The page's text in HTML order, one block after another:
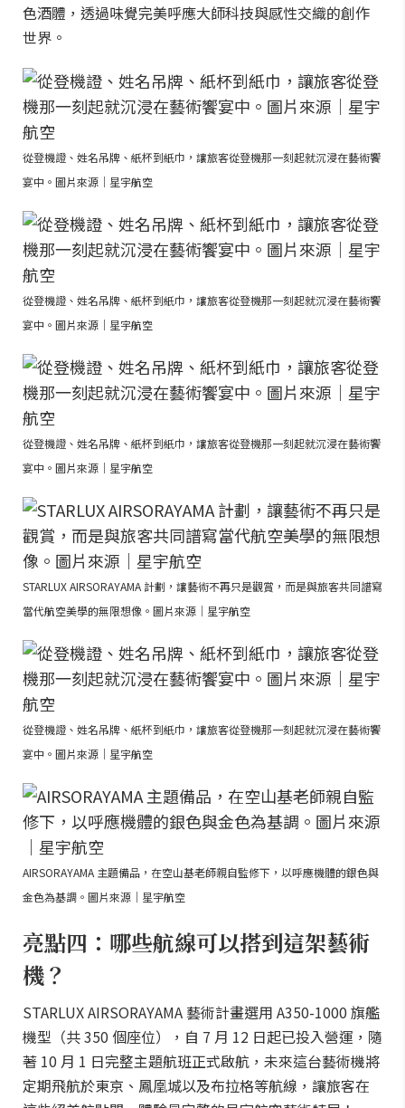
色酒體，透過味覺完美呼應大師科技與感性交織的創作
世界。
從登機證、姓名吊牌、紙杯到紙巾，讓旅客從登機那一刻起就沉浸在藝術饗
宴中。圖片來源｜星宇航空
從登機證、姓名吊牌、紙杯到紙巾，讓旅客從登機那一刻起就沉浸在藝術饗
宴中。圖片來源｜星宇航空
從登機證、姓名吊牌、紙杯到紙巾，讓旅客從登機那一刻起就沉浸在藝術饗
宴中。圖片來源｜星宇航空
STARLUX AIRSORAYAMA 計劃，讓藝術不再只是觀賞，而是與旅客共同譜寫
當代航空美學的無限想像。圖片來源｜星宇航空
從登機證、姓名吊牌、紙杯到紙巾，讓旅客從登機那一刻起就沉浸在藝術饗
宴中。圖片來源｜星宇航空
AIRSORAYAMA 主題備品，在空山基老師親自監修下，以呼應機體的銀色與
金色為基調。圖片來源｜星宇航空
亮點四：哪些航線可以搭到這架藝術
機？
STARLUX AIRSORAYAMA 藝術計畫選用 A350-1000 旗艦
機型（共 350 個座位），自 7 月 12 日起已投入營運，隨
著 10 月 1 日完整主題航班正式啟航，未來這台藝術機將
定期飛航於東京、鳳凰城以及布拉格等航線，讓旅客在